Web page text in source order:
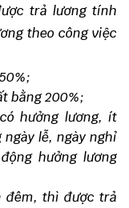
trả lương tính
theo công việc
bằng 200%;
hưởng lương, ít
lễ, ngày nghỉ
hưởng lương
đêm, thì được trả